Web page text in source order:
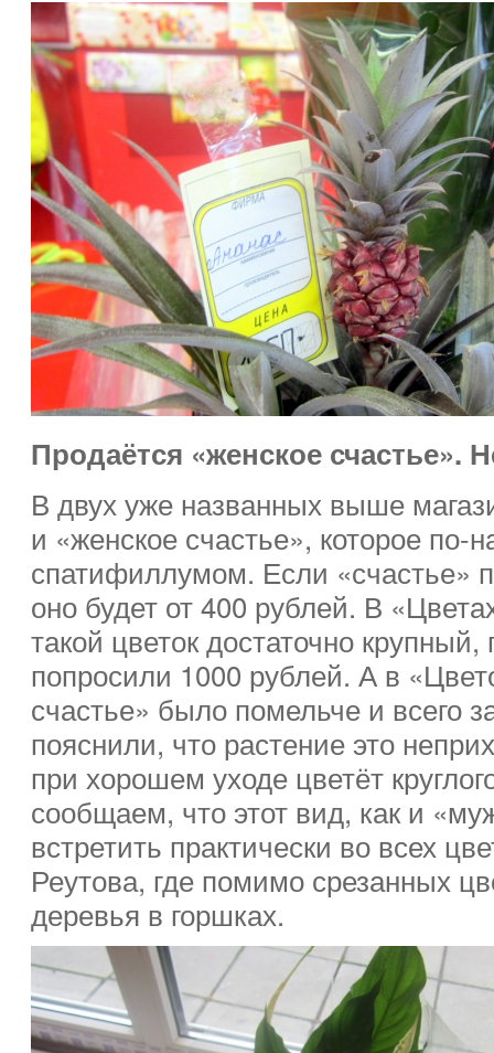
Продаётся «женское счастье».
В двух уже названных выше
и «женское счастье», которое по-
спатифиллумом. Если «счастье»
оно будет от 400 рублей. В
такой цветок достаточно крупный,
попросили 1000 рублей. А в
счастье» было помельче и всего
пояснили, что растение это
при хорошем уходе цветёт
сообщаем, что этот вид, как и
встретить практически во всех
Реутова, где помимо срезанных
деревья в горшках.